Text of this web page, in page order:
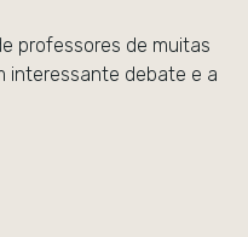
professores de muitas
interessante debate e a